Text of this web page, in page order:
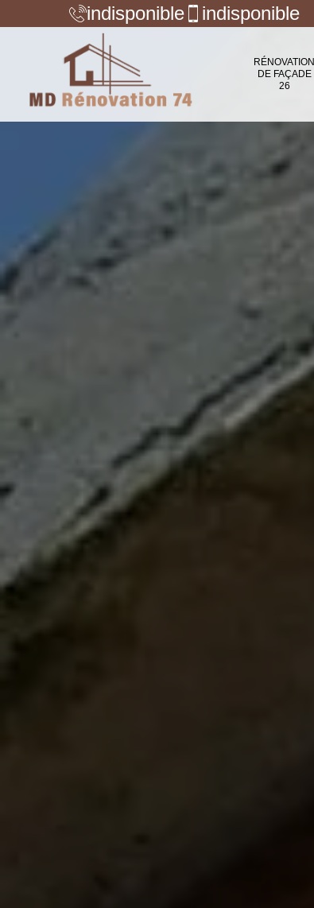
indisponible indisponible
RÉNOVATION
DE FAÇADE
26